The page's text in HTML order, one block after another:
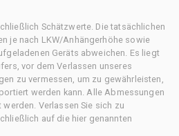
Schätzwerte. Die tatsächlichen
je nach LKW/Anhängerhöhe sowie
Geräts abweichen. Es liegt
vor dem Verlassen unseres
zu vermessen, um zu gewährleisten,
werden kann. Alle Abmessungen
Verlassen Sie sich zu
auf die hier genannten